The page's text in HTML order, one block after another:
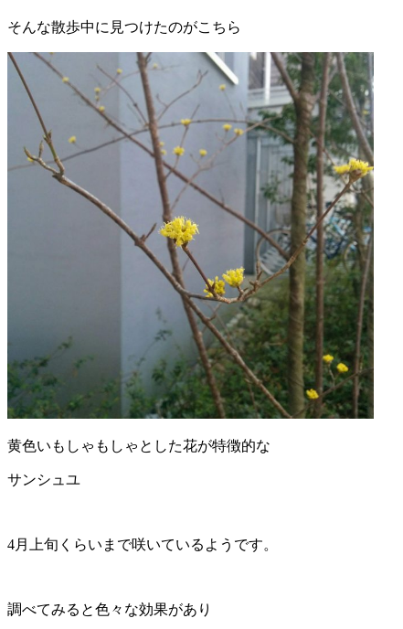
そんな散歩中に見つけたのがこちら
黄色いもしゃもしゃとした花が特徴的な
サンシュユ
4月上旬くらいまで咲いているようです。
調べてみると色々な効果があり